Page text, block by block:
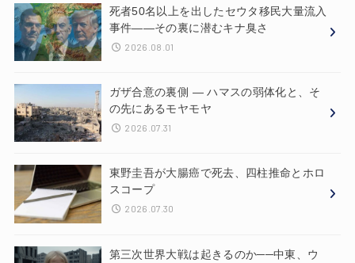
死者50名以上を出したセウタ移民大量流入
事件——その裏に潜むキナ臭さ
2026.08.01
ガザ合意の裏側 ― ハマスの弱体化と、そ
の先にあるモヤモヤ
2026.07.31
東野圭吾が大腸癌で死去、四柱推命とホロ
スコープ
2026.07.30
第三次世界大戦は起きるのか──中東、ウ